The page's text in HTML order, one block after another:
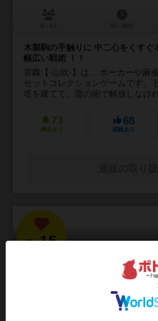
木製駒の手触りに 中二心をくすぐ
幅広い戦術 ！！
雷轟【-山吹-】は… ポーカーや麻
セットコレクションゲームです。
塔を建てて、雷の術で解放しなけ
73
興味あり
68
経験あり
No.15
ブラッドボー
Bloodborne: